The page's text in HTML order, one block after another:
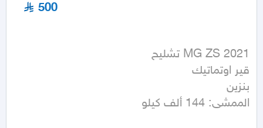
500
الممشى: 144 ألف كيلو